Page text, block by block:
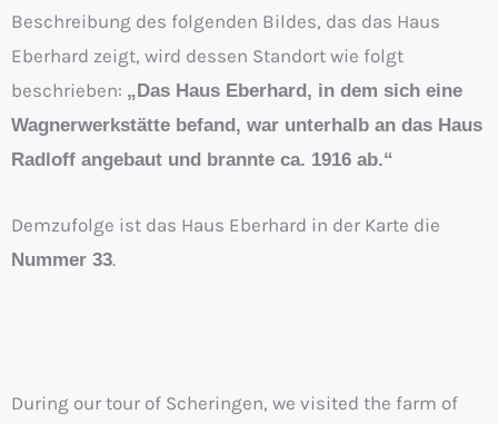
Beschreibung des folgenden Bildes, das das Haus
Eberhard zeigt, wird dessen Standort wie folgt
beschrieben: „Das Haus Eberhard, in dem sich eine
Wagnerwerkstätte befand, war unterhalb an das Haus
Radloff angebaut und brannte ca. 1916 ab.“
Demzufolge ist das Haus Eberhard in der Karte die
Nummer 33.
During our tour of Scheringen, we visited the farm of